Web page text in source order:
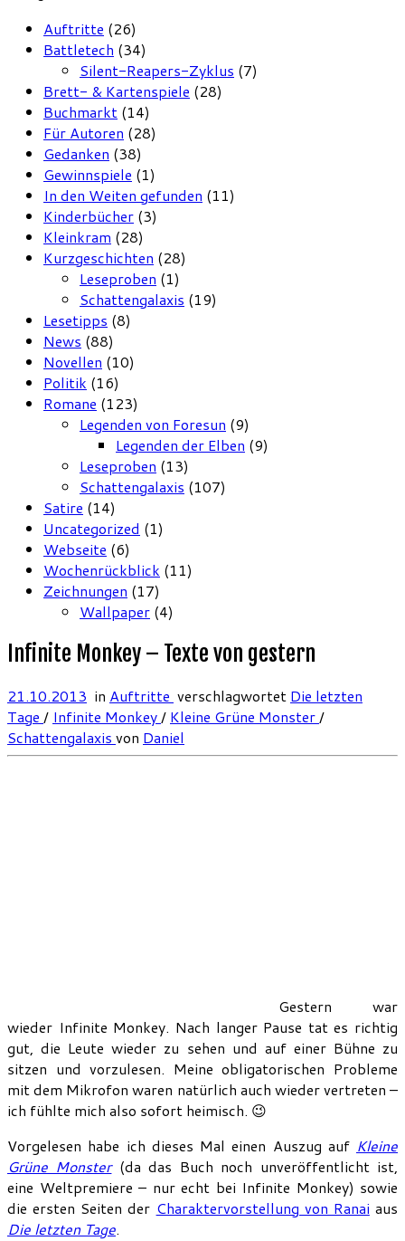
Auftritte (26)
Battletech (34)
Silent-Reapers-Zyklus (7)
Brett- & Kartenspiele (28)
Buchmarkt (14)
Für Autoren (28)
Gedanken (38)
Gewinnspiele (1)
In den Weiten gefunden (11)
Kinderbücher (3)
Kleinkram (28)
Kurzgeschichten (28)
Leseproben (1)
Schattengalaxis (19)
Lesetipps (8)
News (88)
Novellen (10)
Politik (16)
Romane (123)
Legenden von Foresun (9)
Legenden der Elben (9)
Leseproben (13)
Schattengalaxis (107)
Satire (14)
Uncategorized (1)
Webseite (6)
Wochenrückblick (11)
Zeichnungen (17)
Wallpaper (4)
Infinite Monkey – Texte von gestern
21.10.2013 in Auftritte verschlagwortet Die letzten
Tage / Infinite Monkey/ Kleine Grüne Monster/
Schattengalaxis von Daniel
Gestern war
wieder Infinite Monkey. Nach langer Pause tat es richtig
gut, die Leute wieder zu sehen und auf einer Bühne zu
sitzen und vorzulesen. Meine obligatorischen Probleme
mit dem Mikrofon waren natürlich auch wieder vertreten –
ich fühlte mich also sofort heimisch. 😉
Vorgelesen habe ich dieses Mal einen Auszug auf Kleine
Grüne Monster(da das Buch noch unveröffentlicht ist,
eine Weltpremiere – nur echt bei Infinite Monkey) sowie
die ersten Seiten der Charaktervorstellung von Ranai aus
Die letzten Tage.